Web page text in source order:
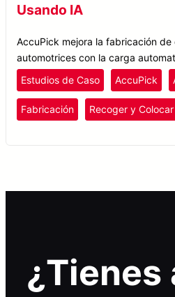
Usando IA
AccuPick mejora la fabricación de
automotrices con la carga
sistema de visión impulsado por
precisa y evita colisiones.
Estudios de Caso AccuPick
Fabricación Recoger y Colocar
¿Tienes